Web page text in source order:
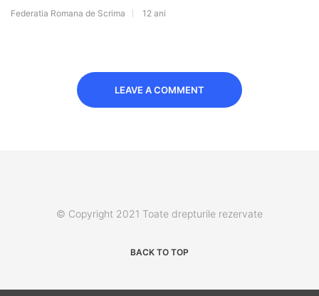
Federatia Romana de Scrima 12 ani
LEAVE A COMMENT
© Copyright 2021 Toate drepturile rezervate
BACK TO TOP